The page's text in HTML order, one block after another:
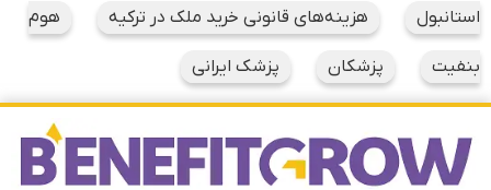
استانبول هزینه‌های قانونی خرید ملک در ترکیه هوم
بنفیت پزشکان پزشک ایرانی